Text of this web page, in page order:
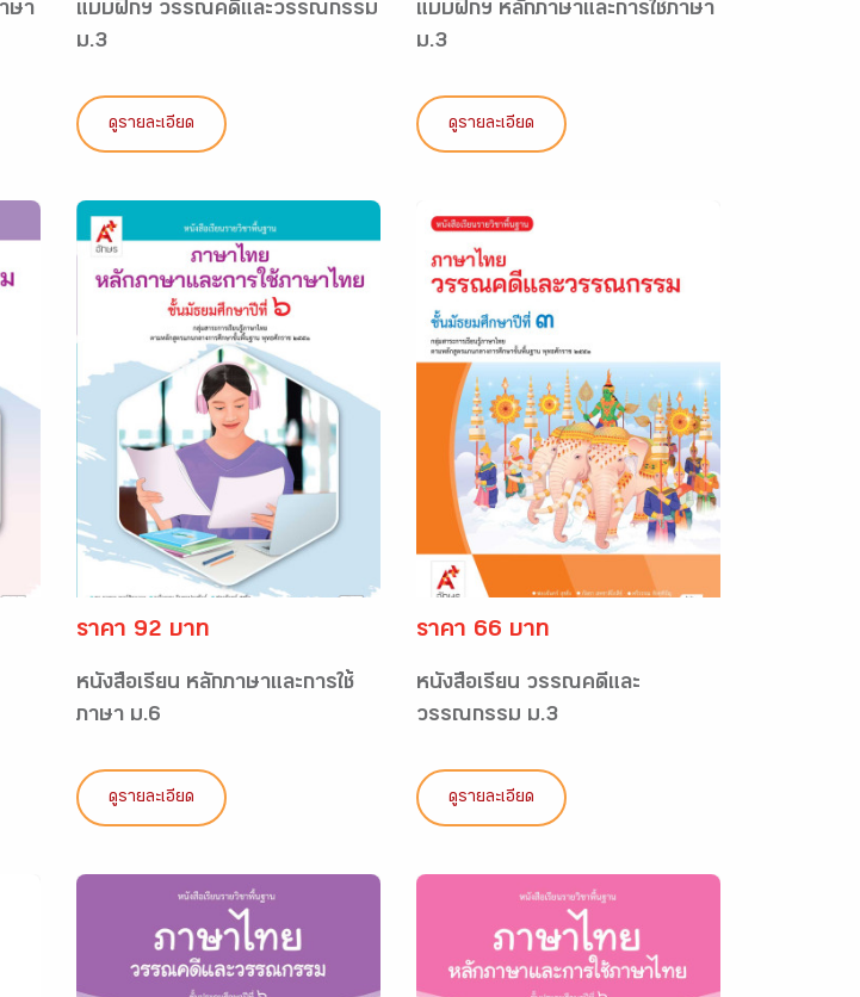
ษา
แบบฝึกฯ วรรณคดีและวรรณกรรม
ม.3
ดูรายละเอียด
แบบฝึกฯ หลักภาษาและการใช้ภาษา
ม.3
ดูรายละเอียด
ราคา 92 บาท
หนังสือเรียน หลักภาษาและการใช้
ภาษา ม.6
ดูรายละเอียด
ราคา 66 บาท
หนังสือเรียน วรรณคดีและ
วรรณกรรม ม.3
ดูรายละเอียด